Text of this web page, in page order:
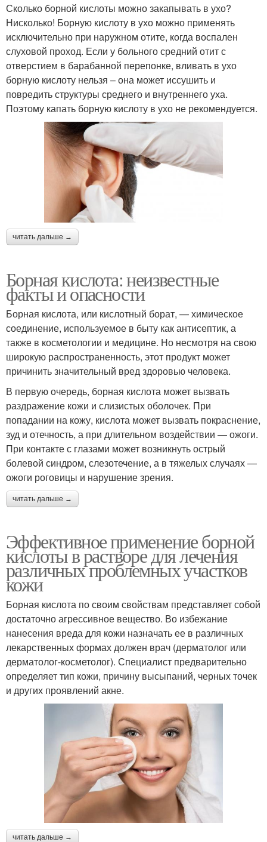
Сколько борной кислоты можно закапывать в ухо?
Нисколько! Борную кислоту в ухо можно применять
исключительно при наружном отите, когда воспален
слуховой проход. Если у больного средний отит с
отверстием в барабанной перепонке, вливать в ухо
борную кислоту нельзя – она может иссушить и
повредить структуры среднего и внутреннего уха.
Поэтому капать борную кислоту в ухо не рекомендуется.
читать дальше →
Борная кислота: неизвестные
факты и опасности
Борная кислота, или кислотный борат, — химическое
соединение, используемое в быту как антисептик, а
также в косметологии и медицине. Но несмотря на свою
широкую распространенность, этот продукт может
причинить значительный вред здоровью человека.
В первую очередь, борная кислота может вызвать
раздражение кожи и слизистых оболочек. При
попадании на кожу, кислота может вызвать покраснение,
зуд и отечность, а при длительном воздействии — ожоги.
При контакте с глазами может возникнуть острый
болевой синдром, слезотечение, а в тяжелых случаях —
ожоги роговицы и нарушение зрения.
читать дальше →
Эффективное применение борной
кислоты в растворе для лечения
различных проблемных участков
кожи
Борная кислота по своим свойствам представляет собой
достаточно агрессивное вещество. Во избежание
нанесения вреда для кожи назначать ее в различных
лекарственных формах должен врач (дерматолог или
дерматолог-косметолог). Специалист предварительно
определяет тип кожи, причину высыпаний, черных точек
и других проявлений акне.
читать дальше →